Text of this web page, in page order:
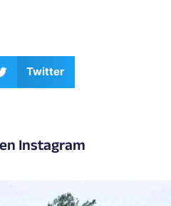
Twitter
Instagram